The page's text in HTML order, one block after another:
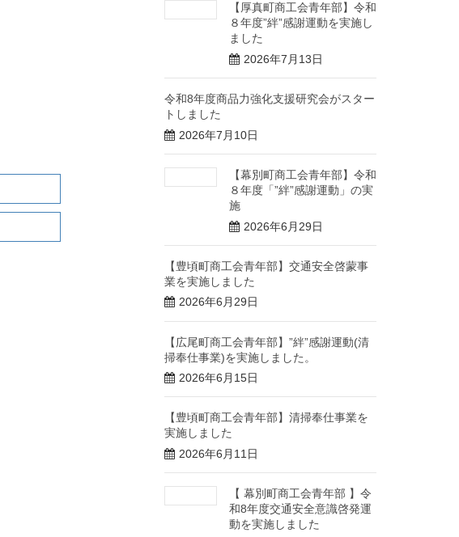
【厚真町商工会青年部】令和
８年度”絆”感謝運動を実施し
ました
2026年7月13日
令和8年度商品力強化支援研究会がスター
トしました
2026年7月10日
【幕別町商工会青年部】令和
８年度「”絆”感謝運動」の実
施
2026年6月29日
【豊頃町商工会青年部】交通安全啓蒙事
業を実施しました
2026年6月29日
【広尾町商工会青年部】”絆”感謝運動(清
掃奉仕事業)を実施しました。
2026年6月15日
【豊頃町商工会青年部】清掃奉仕事業を
実施しました
2026年6月11日
【 幕別町商工会青年部 】令
和8年度交通安全意識啓発運
動を実施しました